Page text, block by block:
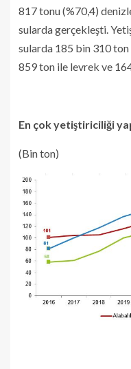
817 tonu (%70,4)
sularda gerçekleşti.
sularda 185 bin 310
859 ton ile levrek ve
En çok yetiştiriciliği
(Bin ton)